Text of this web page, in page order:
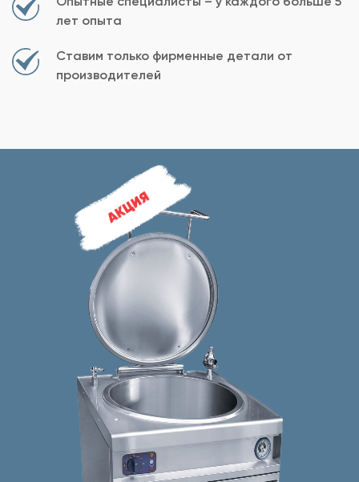
лет опыта
Ставим только фирменные детали от
производителей